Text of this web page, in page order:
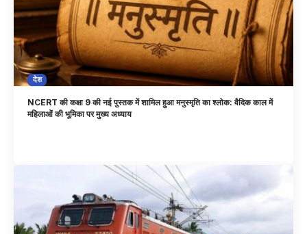
देश
NCERT की कक्षा 9 की नई पुस्तक में शामिल हुआ मनुस्मृति का श्लोक: वैदिक काल में
महिलाओं की भूमिका पर मुख्य अध्याय